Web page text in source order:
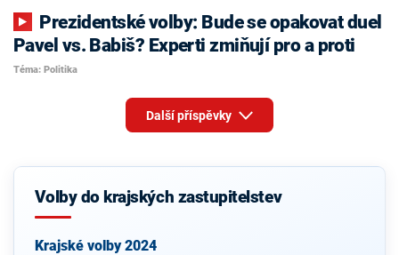
Pavel vs. Babiš? Experti zmiňují pro a proti
Téma: Politika
Další příspěvky
Volby do krajských zastupitelstev
Krajské volby 2024